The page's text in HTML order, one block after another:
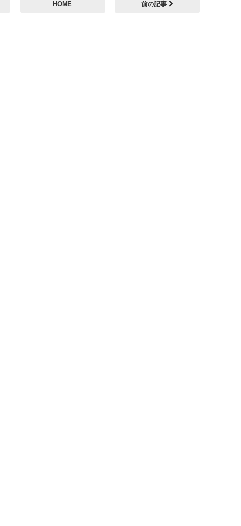
HOME 前の記事